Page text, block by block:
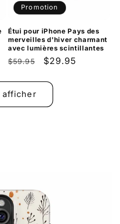
Promotion
Étui pour iPhone Pays des
merveilles d'hiver charmant
avec lumières scintillantes
Prix
$59.95
Prix
$29.95
afficher